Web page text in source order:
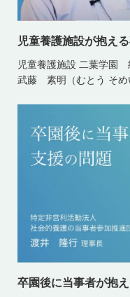
児童養護施設が抱え
児童養護施設 二葉学園
武藤 素明（むとう そめ
卒園後に当事者が抱